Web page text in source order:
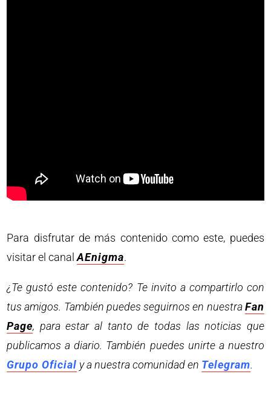
Para disfrutar de más contenido como este, puedes
visitar el canalAEnigma.
¿Te gustó este contenido? Te invito a compartirlo con
tus amigos. También puedes seguirnos en nuestraFan
Page, para estar al tanto de todas las noticias que
publicamos a diario. También puedes unirte a nuestro
Grupo Oficial y a nuestra comunidad en Telegram.